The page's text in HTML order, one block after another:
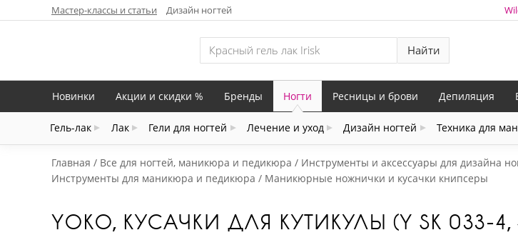
Мастер-классы и статьи Дизайн ногтей
Найти
Новинки Акции и скидки % Бренды Ногти
Гель-лак Лак Гели для ногтей Лечение и уход Дизайн ногтей Техника для
Ресницы и брови Депиляция
Главная Все для ногтей, маникюра и педикюра Инструменты и аксессуары для дизайна
Инструменты для маникюра и педикюра
Маникюрные ножнички и кусачки книпсеры
YOKO, КУСАЧКИ ДЛЯ КУТИКУЛЫ (Y SK 033-